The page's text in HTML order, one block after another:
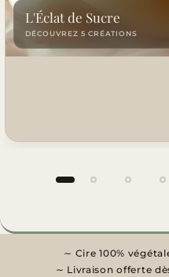
L'Éclat de Sucre
DÉCOUVREZ 5 CRÉATIONS
Cire 100%
Livraison offerte